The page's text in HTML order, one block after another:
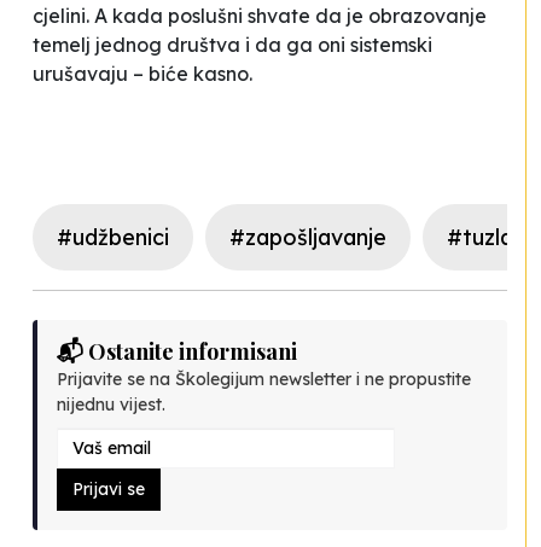
cjelini. A kada poslušni shvate da je obrazovanje
temelj jednog društva i da ga oni sistemski
urušavaju – biće kasno.
#udžbenici #zapošljavanje
📬 Ostanite informisani
Prijavite se na Školegijum newsletter i ne propustite
nijednu vijest.
Prijavi se